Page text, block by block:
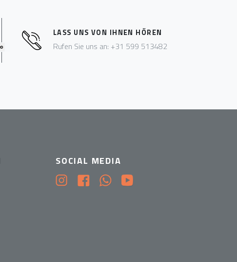
LASS UNS VON IHNEN HÖREN
Rufen Sie uns an: +31 599 513482
SOCIAL MEDIA